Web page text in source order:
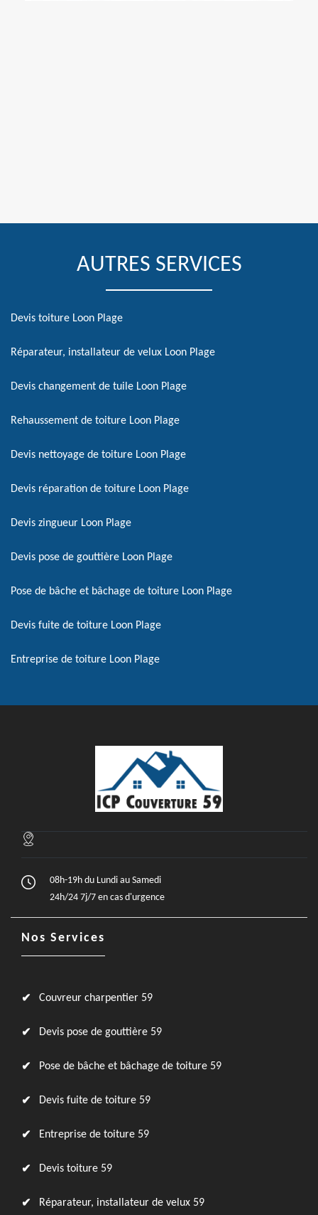
AUTRES SERVICES
Devis toiture Loon Plage
Réparateur, installateur de velux Loon Plage
Devis changement de tuile Loon Plage
Rehaussement de toiture Loon Plage
Devis nettoyage de toiture Loon Plage
Devis réparation de toiture Loon Plage
Devis zingueur Loon Plage
Devis pose de gouttière Loon Plage
Pose de bâche et bâchage de toiture Loon Plage
Devis fuite de toiture Loon Plage
Entreprise de toiture Loon Plage
08h-19h du Lundi au Samedi
24h/24 7j/7 en cas d'urgence
Nos Services
Couvreur charpentier 59
Devis pose de gouttière 59
Pose de bâche et bâchage de toiture 59
Devis fuite de toiture 59
Entreprise de toiture 59
Devis toiture 59
Réparateur, installateur de velux 59